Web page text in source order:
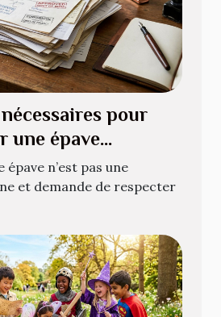
pour
une épave
épave n’est pas une
et demande de respecter